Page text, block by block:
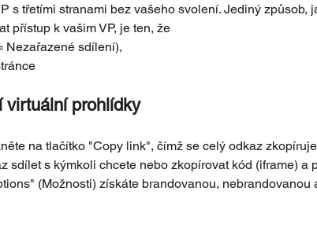
s třetími stranami bez vašeho svolení. Jediný způsob,
přístup k vašim VP, je ten, že
Nezařazené sdílení),
virtuální prohlídky
na tlačítko "Copy link", čímž se celý odkaz
sdílet s kýmkoli chcete nebo zkopírovat kód (iframe) a
(Možnosti) získáte brandovanou, nebrandovanou